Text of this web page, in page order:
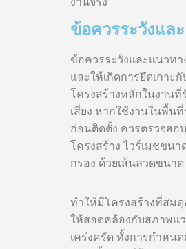
ข้อควรระวังแล
ข้อควรระวังและแนวท
และให้เกิดการยึดเกา
โครงสร้างหลักในงาน
เสี่ยง หากใช้งานในพื้น
ก่อนติดตั้ง ควรตรวจสอ
โครงสร้าง ไวร์เมชขน
กรอง ด้วยเส้นลวดขนา
ทำให้มีโครงสร้างที่สมดุ
ให้สอดคล้องกับสภาพแ
เคร่งครัด ทั้งการกำหน